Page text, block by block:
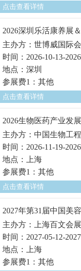
点击查看详情
2026深圳乐活康养展
主办方：世博威国际
时间：2026-10-13-
地点：深圳
参展费1：其他
点击查看详情
2026生物医药产业发
主办方：中国生物工
时间：2026-11-19-
地点：上海
参展费1：其他
点击查看详情
2027年第31届中国美
主办方：上海百文会
时间：2027-05-12-
地点：上海
参展费1：其他